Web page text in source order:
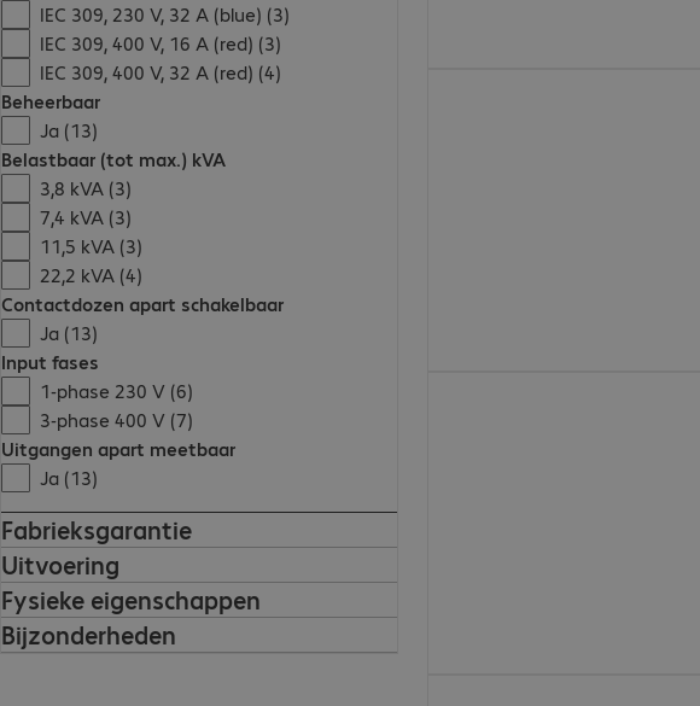
IEC 309, 230 V, 32 A (blue) (3)
IEC 309, 400 V, 16 A (red) (3)
IEC 309, 400 V, 32 A (red) (4)
Beheerbaar
Ja (13)
Belastbaar (tot max.) kVA
3,8 kVA (3)
7,4 kVA (3)
11,5 kVA (3)
22,2 kVA (4)
Contactdozen apart schakelbaar
Ja (13)
Input fases
1-phase 230 V (6)
3-phase 400 V (7)
Uitgangen apart meetbaar
Ja (13)
Fabrieksgarantie
Uitvoering
Fysieke eigenschappen
Bijzonderheden